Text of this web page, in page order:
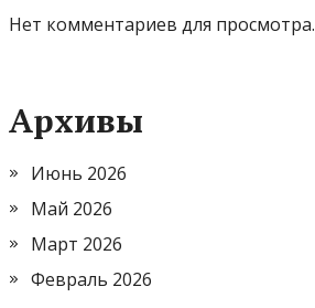
Нет комментариев для просмотра.
Архивы
Июнь 2026
Май 2026
Март 2026
Февраль 2026